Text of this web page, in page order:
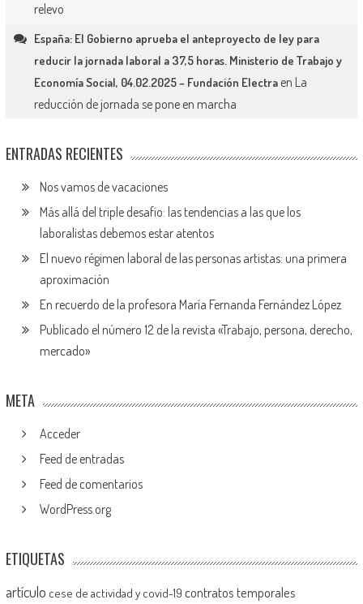
relevo
España: El Gobierno aprueba el anteproyecto de ley para
reducir la jornada laboral a 37,5 horas. Ministerio de Trabajo y
Economía Social, 04.02.2025 – Fundación Electraen La
reducción de jornada se pone en marcha
ENTRADAS RECIENTES
Nos vamos de vacaciones
Más allá del triple desafío: las tendencias a las que los
laboralistas debemos estar atentos
El nuevo régimen laboral de las personas artistas: una primera
aproximación
En recuerdo de la profesora María Fernanda Fernández López
Publicado el número 12 de la revista «Trabajo, persona, derecho,
mercado»
META
Acceder
Feed de entradas
Feed de comentarios
WordPress.org
ETIQUETAS
artículo cese de actividad y covid-19 contratos temporales